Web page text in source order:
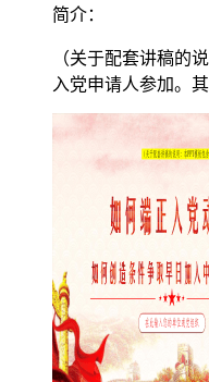
简介：
（关于配套讲稿的
入党申请人参加。